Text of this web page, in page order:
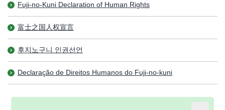
Fuji-no-Kuni Declaration of Human Rights
富士之国人权宣言
후지노구니 인권선언
Declaração de Direitos Humanos do Fuji-no-kuni